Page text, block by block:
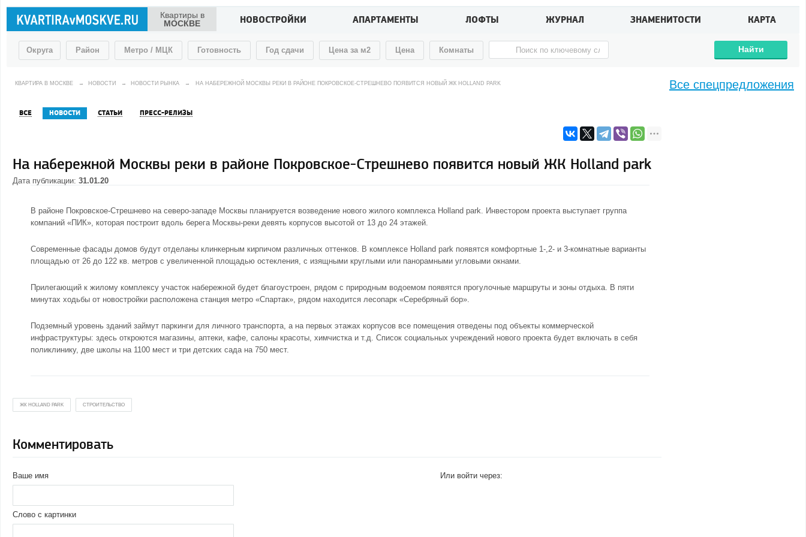
Квартиры в
МОСКВЕ
НОВОСТРОЙКИ АПАРТАМЕНТЫ ЛОФТЫ ЖУРНАЛ ЗНАМЕНИТОСТИ КАРТА
Округа Район Метро / МЦК Готовность Год сдачи Цена за м2 Цена Комнаты Найти
КВАРТИРА В МОСКВЕ → НОВОСТИ → НОВОСТИ РЫНКА → НА НАБЕРЕЖНОЙ МОСКВЫ РЕКИ В РАЙОНЕ ПОКРОВСКОЕ-СТРЕШНЕВО ПОЯВИТСЯ НОВЫЙ ЖК HOLLAND PARK
ВСЕ НОВОСТИ СТАТЬИ ПРЕСС-РЕЛИЗЫ
На набережной Москвы реки в районе Покровское-Стрешнево появится новый ЖК Holland park
Дата публикации: 31.01.20
В районе Покровское-Стрешнево на северо-западе Москвы планируется возведение нового жилого комплекса Holland park. Инвестором проекта выступает группа
компаний «ПИК», которая построит вдоль берега Москвы-реки девять корпусов высотой от 13 до 24 этажей.
Современные фасады домов будут отделаны клинкерным кирпичом различных оттенков. В комплексе Holland park появятся комфортные 1-,2- и 3-комнатные варианты
площадью от 26 до 122 кв. метров с увеличенной площадью остекления, с изящными круглыми или панорамными угловыми окнами.
Прилегающий к жилому комплексу участок набережной будет благоустроен, рядом с природным водоемом появятся прогулочные маршруты и зоны отдыха. В пяти
минутах ходьбы от новостройки расположена станция метро «Спартак», рядом находится лесопарк «Серебряный бор».
Подземный уровень зданий займут паркинги для личного транспорта, а на первых этажах корпусов все помещения отведены под объекты коммерческой
инфраструктуры: здесь откроются магазины, аптеки, кафе, салоны красоты, химчистка и т.д. Список социальных учреждений нового проекта будет включать в себя
поликлинику, две школы на 1100 мест и три детских сада на 750 мест.
ЖК HOLLAND PARK СТРОИТЕЛЬСТВО
Комментировать
Ваше имя
Слово с картинки
Или войти через:
Все спецпредложения